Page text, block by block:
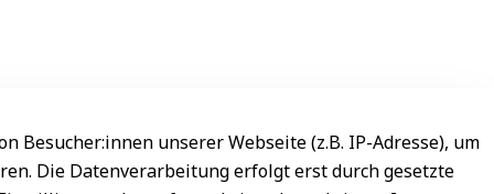
Besucher:innen unserer Webseite (z.B. IP-Adresse), um
Die Datenverarbeitung erfolgt erst durch gesetzte